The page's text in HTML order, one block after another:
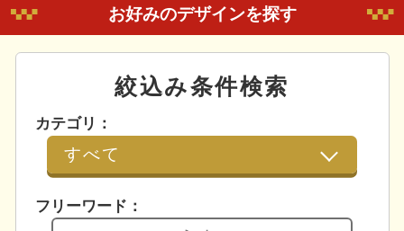
お好みのデザインを探す
絞込み条件検索
カテゴリ：
フリーワード：